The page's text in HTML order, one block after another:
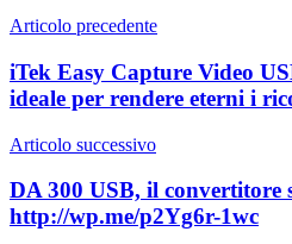
Articolo precedente
iTek Easy Capture Video
ideale per rendere eterni i
Articolo successivo
DA 300 USB, il convertitore
http://wp.me/p2Yg6r-1wc